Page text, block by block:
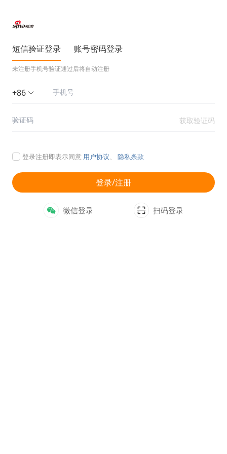
短信验证登录
未注册手机号验证通过后将自动注册
账号密码登录
+86
获取验证码
登录注册即表示同意 用户协议、 隐私条款
登录/注册
微信登录 扫码登录